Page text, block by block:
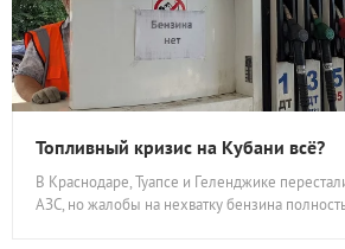
Топливный кризис на Кубани всё?
В Краснодаре, Туапсе и Геленджике
АЗС, но жалобы на нехватку бензина